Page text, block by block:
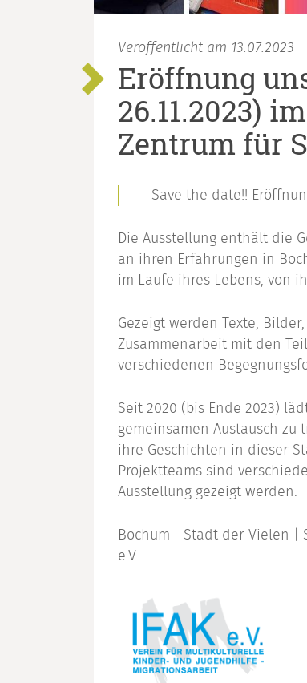
Veröffentlicht am 13.07.2023
Eröffnung
26.11.2023)
Zentrum für
Save the date!!
Die Ausstellung enthält die
an ihren Erfahrungen in
im Laufe ihres Lebens, von
Gezeigt werden Texte,
Zusammenarbeit mit den
verschiedenen
Seit 2020 (bis Ende 2023)
gemeinsamen Austausch zu
ihre Geschichten in dieser
Projektteams sind
Ausstellung gezeigt werden.
Bochum - Stadt der Vielen |
e.V.